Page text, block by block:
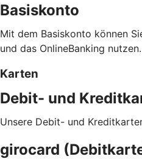
Basiskonto
Mit dem Basiskonto können
und das OnlineBanking nutzen.
Karten
Debit- und
Unsere Debit- und
girocard